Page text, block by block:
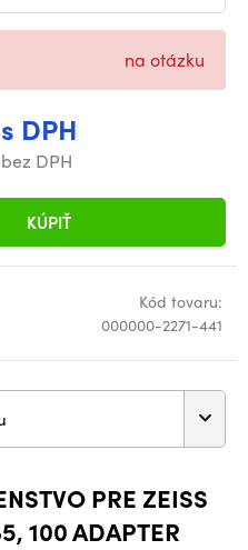
DPH
DPH
KÚPIŤ
na otázku
Kód tovaru:
000000-2271-441
PRE ZEISS
100 ADAPTER